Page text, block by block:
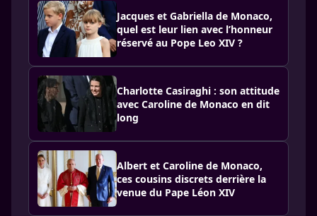
Jacques et Gabriella de Monaco,
quel est leur lien avec l’honneur
réservé au Pope Leo XIV ?
Charlotte Casiraghi : son attitude
avec Caroline de Monaco en dit
long
Albert et Caroline de Monaco,
ces cousins discrets derrière la
venue du Pape Léon XIV